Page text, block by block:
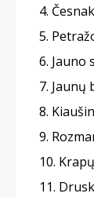
Jauno
Jaunų